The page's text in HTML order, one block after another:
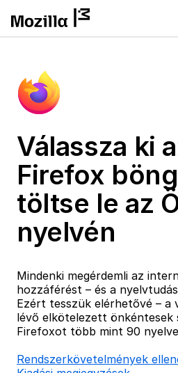
Válassza ki
Firefox
töltse le az
nyelvén
Mindenki megérdemli az
hozzáférést – és a
Ezért tesszük elérhetővé – a
lévő elkötelezett önkéntesek
Firefoxot több mint 90
Rendszerkövetelmények